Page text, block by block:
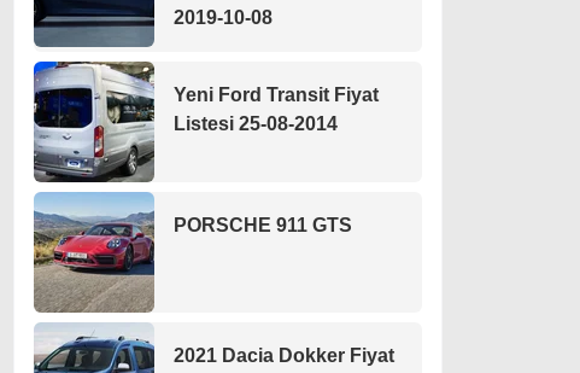
2019-10-08
Yeni Ford Transit Fiyat
Listesi 25-08-2014
PORSCHE 911 GTS
2021 Dacia Dokker Fiyat